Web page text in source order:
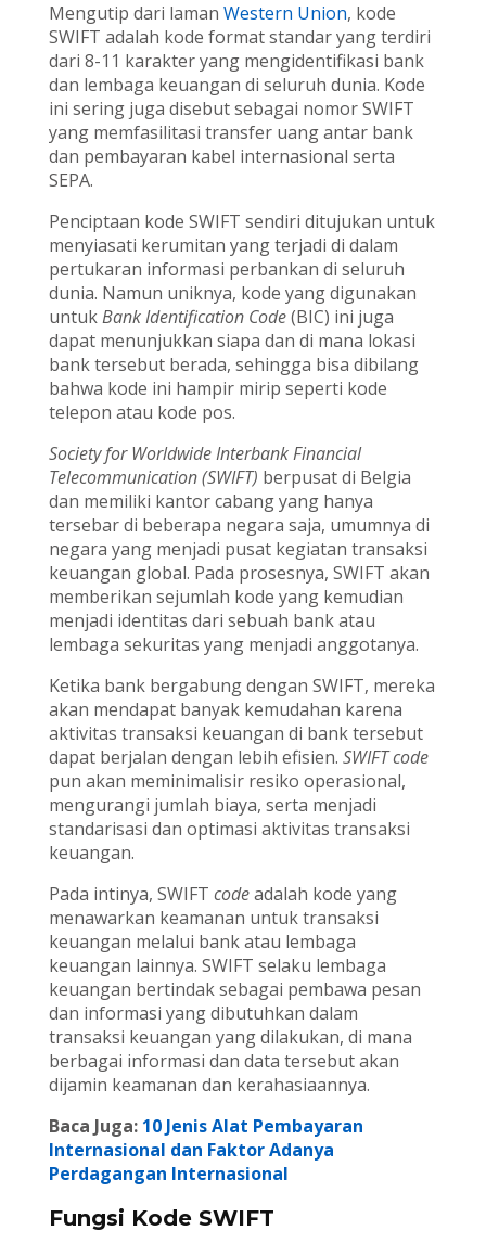
Mengutip dari laman Western Union, kode
SWIFT adalah kode format standar yang terdiri
dari 8-11 karakter yang mengidentifikasi bank
dan lembaga keuangan di seluruh dunia. Kode
ini sering juga disebut sebagai nomor SWIFT
yang memfasilitasi transfer uang antar bank
dan pembayaran kabel internasional serta
SEPA.
Penciptaan kode SWIFT sendiri ditujukan untuk
menyiasati kerumitan yang terjadi di dalam
pertukaran informasi perbankan di seluruh
dunia. Namun uniknya, kode yang digunakan
untukBank Identification Code(BIC) ini juga
dapat menunjukkan siapa dan di mana lokasi
bank tersebut berada, sehingga bisa dibilang
bahwa kode ini hampir mirip seperti kode
telepon atau kode pos.
Society for Worldwide Interbank Financial
Telecommunication (SWIFT) berpusat di Belgia
dan memiliki kantor cabang yang hanya
tersebar di beberapa negara saja, umumnya di
negara yang menjadi pusat kegiatan transaksi
keuangan global. Pada prosesnya, SWIFT akan
memberikan sejumlah kode yang kemudian
menjadi identitas dari sebuah bank atau
lembaga sekuritas yang menjadi anggotanya.
Ketika bank bergabung dengan SWIFT, mereka
akan mendapat banyak kemudahan karena
aktivitas transaksi keuangan di bank tersebut
dapat berjalan dengan lebih efisien. SWIFT code
pun akan meminimalisir resiko operasional,
mengurangi jumlah biaya, serta menjadi
standarisasi dan optimasi aktivitas transaksi
keuangan.
Pada intinya, SWIFT codeadalah kode yang
menawarkan keamanan untuk transaksi
keuangan melalui bank atau lembaga
keuangan lainnya. SWIFT selaku lembaga
keuangan bertindak sebagai pembawa pesan
dan informasi yang dibutuhkan dalam
transaksi keuangan yang dilakukan, di mana
berbagai informasi dan data tersebut akan
dijamin keamanan dan kerahasiaannya.
Baca Juga: 10 Jenis Alat Pembayaran
Internasional dan Faktor Adanya
Perdagangan Internasional
Fungsi Kode SWIFT